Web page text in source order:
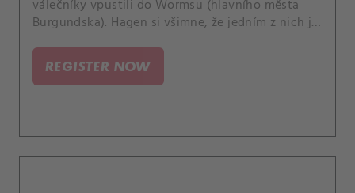
válečníky vpustili do Wormsu (hlavního města
Burgundska). Hagen si všimne, že jedním z nich je
REGISTER NOW